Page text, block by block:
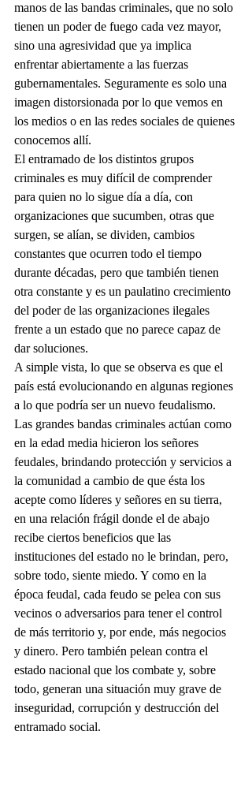
manos de las bandas criminales, que no solo
tienen un poder de fuego cada vez mayor,
sino una agresividad que ya implica
enfrentar abiertamente a las fuerzas
gubernamentales. Seguramente es solo una
imagen distorsionada por lo que vemos en
los medios o en las redes sociales de quienes
conocemos allí.
El entramado de los distintos grupos
criminales es muy difícil de comprender
para quien no lo sigue día a día, con
organizaciones que sucumben, otras que
surgen, se alían, se dividen, cambios
constantes que ocurren todo el tiempo
durante décadas, pero que también tienen
otra constante y es un paulatino crecimiento
del poder de las organizaciones ilegales
frente a un estado que no parece capaz de
dar soluciones.
A simple vista, lo que se observa es que el
país está evolucionando en algunas regiones
a lo que podría ser un nuevo feudalismo.
Las grandes bandas criminales actúan como
en la edad media hicieron los señores
feudales, brindando protección y servicios a
la comunidad a cambio de que ésta los
acepte como líderes y señores en su tierra,
en una relación frágil donde el de abajo
recibe ciertos beneficios que las
instituciones del estado no le brindan, pero,
sobre todo, siente miedo. Y como en la
época feudal, cada feudo se pelea con sus
vecinos o adversarios para tener el control
de más territorio y, por ende, más negocios
y dinero. Pero también pelean contra el
estado nacional que los combate y, sobre
todo, generan una situación muy grave de
inseguridad, corrupción y destrucción del
entramado social.